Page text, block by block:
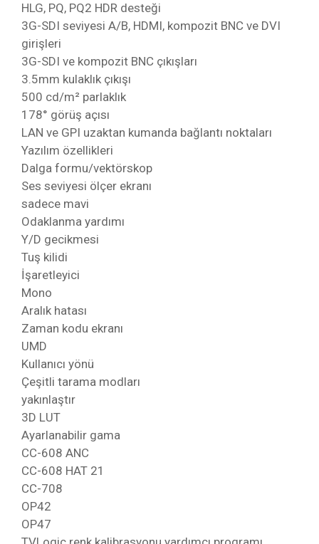
HLG, PQ, PQ2 HDR desteği
3G-SDI seviyesi A/B, HDMI, kompozit BNC ve DVI
girişleri
3G-SDI ve kompozit BNC çıkışları
3.5mm kulaklık çıkışı
500 cd/m² parlaklık
178° görüş açısı
LAN ve GPI uzaktan kumanda bağlantı noktaları
Yazılım özellikleri
Dalga formu/vektörskop
Ses seviyesi ölçer ekranı
sadece mavi
Odaklanma yardımı
Y/D gecikmesi
Tuş kilidi
İşaretleyici
Mono
Aralık hatası
Zaman kodu ekranı
UMD
Kullanıcı yönü
Çeşitli tarama modları
yakınlaştır
3D LUT
Ayarlanabilir gama
CC-608 ANC
CC-608 HAT 21
CC-708
OP42
OP47